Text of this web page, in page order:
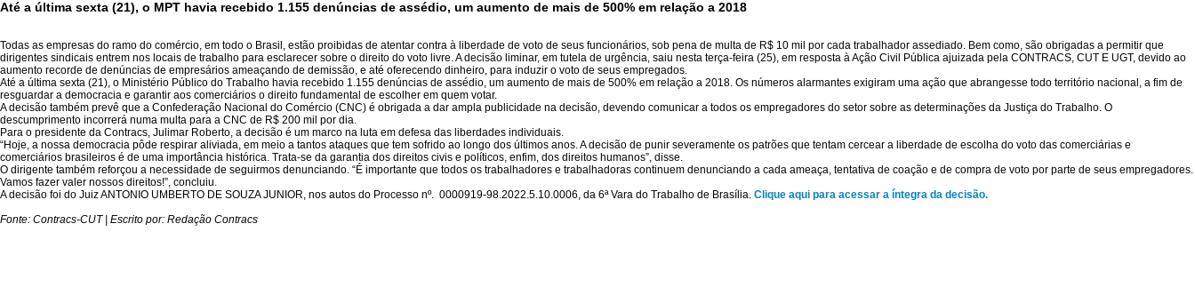
Até a última sexta (21), o MPT havia recebido 1.155 denúncias de assédio, um aumento de mais de 500% em relação a 2018
Todas as empresas do ramo do comércio, em todo o Brasil, estão proibidas de atentar contra à liberdade de voto de seus funcionários, sob pena de multa de R$ 10 mil por cada trabalhador assediado. Bem como, são obrigadas a permitir que
dirigentes sindicais entrem nos locais de trabalho para esclarecer sobre o direito do voto livre. A decisão liminar, em tutela de urgência, saiu nesta terça-feira (25), em resposta à Ação Civil Pública ajuizada pela CONTRACS, CUT E UGT, devido ao
aumento recorde de denúncias de empresários ameaçando de demissão, e até oferecendo dinheiro, para induzir o voto de seus empregados.
Até a última sexta (21), o Ministério Público do Trabalho havia recebido 1.155 denúncias de assédio, um aumento de mais de 500% em relação a 2018. Os números alarmantes exigiram uma ação que abrangesse todo território nacional, a fim de
resguardar a democracia e garantir aos comerciários o direito fundamental de escolher em quem votar.
A decisão também prevê que a Confederação Nacional do Comércio (CNC) é obrigada a dar ampla publicidade na decisão, devendo comunicar a todos os empregadores do setor sobre as determinações da Justiça do Trabalho. O
descumprimento incorrerá numa multa para a CNC de R$ 200 mil por dia.
Para o presidente da Contracs, Julimar Roberto, a decisão é um marco na luta em defesa das liberdades individuais.
“Hoje, a nossa democracia pôde respirar aliviada, em meio a tantos ataques que tem sofrido ao longo dos últimos anos. A decisão de punir severamente os patrões que tentam cercear a liberdade de escolha do voto das comerciárias e
comerciários brasileiros é de uma importância histórica. Trata-se da garantia dos direitos civis e políticos, enfim, dos direitos humanos”, disse.
O dirigente também reforçou a necessidade de seguirmos denunciando. “É importante que todos os trabalhadores e trabalhadoras continuem denunciando a cada ameaça, tentativa de coação e de compra de voto por parte de seus empregadores.
Vamos fazer valer nossos direitos!”, concluiu.
A decisão foi do Juiz ANTONIO UMBERTO DE SOUZA JUNIOR, nos autos do Processo nº. 0000919-98.2022.5.10.0006, da 6ª Vara do Trabalho de Brasília. Clique aqui para acessar a íntegra da decisão.
Fonte: Contracs-CUT | Escrito por: Redação Contracs